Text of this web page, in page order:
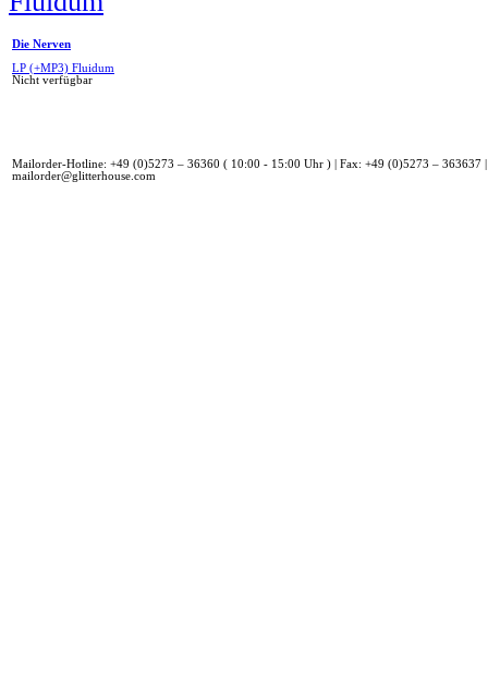
Die Nerven
LP (+MP3) Fluidum
Nicht verfügbar
Mailorder-Hotline: +49 (0)5273 – 36360 ( 10:00 - 15:00 Uhr ) | Fax: +49 (0)5273 – 363637
mailorder@glitterhouse.com